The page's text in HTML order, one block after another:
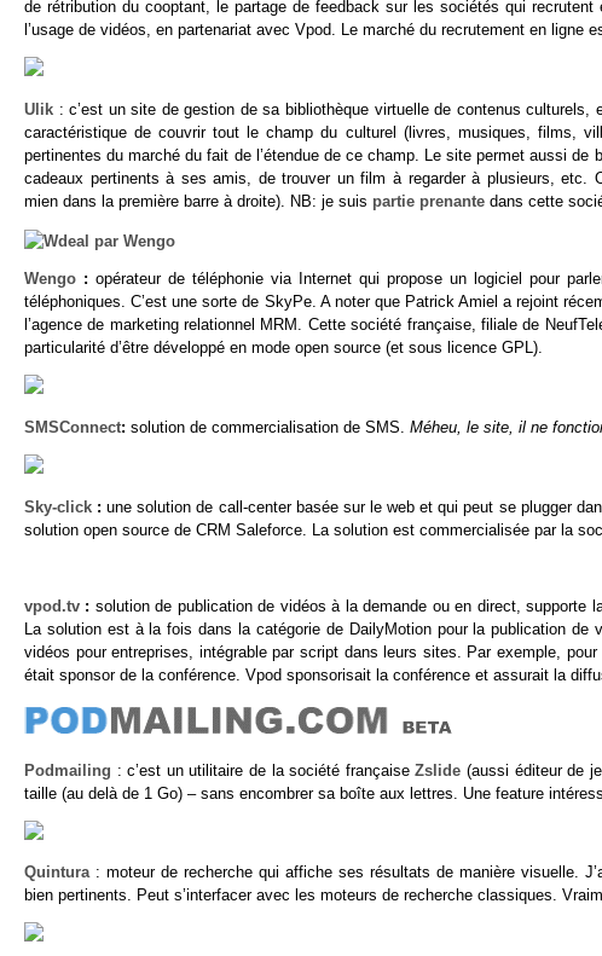
de rétribution du cooptant, le partage de feedback sur les sociétés qui
l’usage de vidéos, en partenariat avec Vpod. Le marché du recrutement en ligne
Ulik : c’est un site de gestion de sa bibliothèque virtuelle de contenus
caractéristique de couvrir tout le champ du culturel (livres, musiques, films,
pertinentes du marché du fait de l’étendue de ce champ. Le site permet aussi
cadeaux pertinents à ses amis, de trouver un film à regarder à plusieurs,
mien dans la première barre à droite). NB: je suis partie prenante dans cette
Wengo :opérateur de téléphonie via Internet qui propose un logiciel pour
téléphoniques. C’est une sorte de SkyPe. A noter que Patrick Amiel a rejoint
l’agence de marketing relationnel MRM. Cette société française, filiale de
particularité d’être développé en mode open source (et sous licence GPL).
SMSConnect: solution de commercialisation de SMS. Méheu, le site, il ne
Sky-click :une solution de call-center basée sur le web et qui peut se plugger
solution open source de CRM Saleforce. La solution est commercialisée par la
vpod.tv : solution de publication de vidéos à la demande ou en direct, supporte
La solution est à la fois dans la catégorie de DailyMotion pour la publication
vidéos pour entreprises, intégrable par script dans leurs sites. Par exemple,
était sponsor de la conférence. Vpod sponsorisait la conférence et assurait la
Podmailing : c’est un utilitaire de la société françaiseZslide (aussi éditeur de
taille (au delà de 1 Go) – sans encombrer sa boîte aux lettres. Une feature
Quintura: moteur de recherche qui affiche ses résultats de manière visuelle.
bien pertinents. Peut s’interfacer avec les moteurs de recherche classiques.